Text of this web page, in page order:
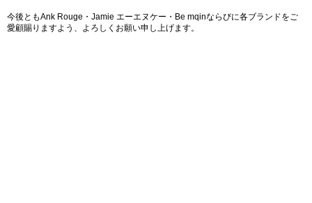
今後ともAnk Rouge・Jamie エーエヌケー・Be mqinならびに各ブランドをご
愛顧賜りますよう、よろしくお願い申し上げます。